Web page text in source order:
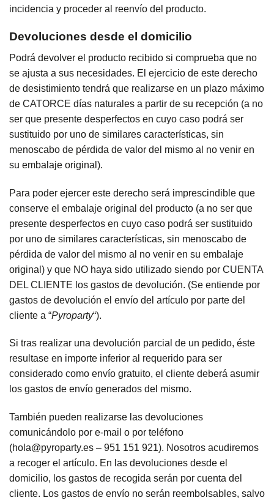
incidencia y proceder al reenvío del producto.
Devoluciones desde el domicilio
Podrá devolver el producto recibido si comprueba que no
se ajusta a sus necesidades. El ejercicio de este derecho
de desistimiento tendrá que realizarse en un plazo máximo
de CATORCE días naturales a partir de su recepción (a no
ser que presente desperfectos en cuyo caso podrá ser
sustituido por uno de similares características, sin
menoscabo de pérdida de valor del mismo al no venir en
su embalaje original).
Para poder ejercer este derecho será imprescindible que
conserve el embalaje original del producto (a no ser que
presente desperfectos en cuyo caso podrá ser sustituido
por uno de similares características, sin menoscabo de
pérdida de valor del mismo al no venir en su embalaje
original) y que NO haya sido utilizado siendo por CUENTA
DEL CLIENTE los gastos de devolución. (Se entiende por
gastos de devolución el envío del artículo por parte del
cliente a “Pyroparty“).
Si tras realizar una devolución parcial de un pedido, éste
resultase en importe inferior al requerido para ser
considerado como envío gratuito, el cliente deberá asumir
los gastos de envío generados del mismo.
También pueden realizarse las devoluciones
comunicándolo por e-mail o por teléfono
(hola@pyroparty.es – 951 151 921). Nosotros acudiremos
a recoger el artículo. En las devoluciones desde el
domicilio, los gastos de recogida serán por cuenta del
cliente. Los gastos de envío no serán reembolsables, salvo